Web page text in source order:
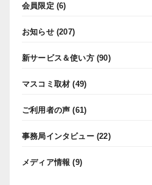
会員限定 (6)
お知らせ(207)
新サービス＆使い方(90)
マスコミ取材 (49)
ご利用者の声 (61)
事務局インタビュー(22)
メディア情報 (9)